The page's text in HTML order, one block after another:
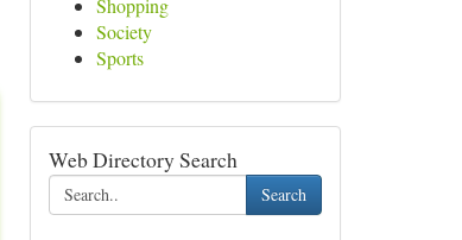
Shopping
Society
Sports
Web Directory Search
Search